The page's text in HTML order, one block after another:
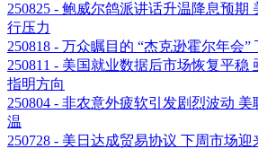
250825 - 鲍威尔鸽派讲话升温降息预期
行压力
250818 - 万众瞩目的 “杰克逊霍尔年会”
250811 - 美国就业数据后市场恢复平稳
指明方向
250804 - 非农意外疲软引发剧烈波动
温
250728 - 美日达成贸易协议 下周市场迎